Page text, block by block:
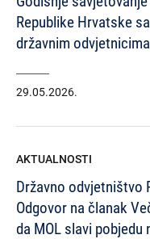
Republike Hrvatske
državnim odvjetnicima
29.05.2026.
AKTUALNOSTI
Državno odvjetništvo
Odgovor na članak
da MOL slavi pobjedu